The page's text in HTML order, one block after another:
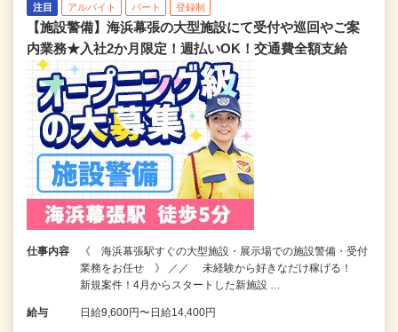
注目 アルバイト パート 登録制
【施設警備】海浜幕張の大型施設にて受付や巡回やご案
内業務★入社2か月限定！週払いOK！交通費全額支給
仕事内容
《 海浜幕張駅すぐの大型施設・展示場での施設警備・受付
業務をお任せ 》 ／／ 未経験から好きなだけ稼げる！
新規案件！4月からスタートした新施設 …
給与 日給9,600円〜日給14,400円